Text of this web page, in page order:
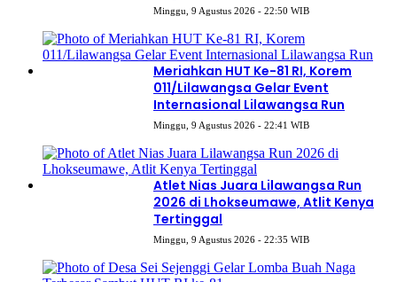
Minggu, 9 Agustus 2026 - 22:50 WIB
Meriahkan HUT Ke-81 RI, Korem
011/Lilawangsa Gelar Event
Internasional Lilawangsa Run
Minggu, 9 Agustus 2026 - 22:41 WIB
Atlet Nias Juara Lilawangsa Run
2026 di Lhokseumawe, Atlit Kenya
Tertinggal
Minggu, 9 Agustus 2026 - 22:35 WIB